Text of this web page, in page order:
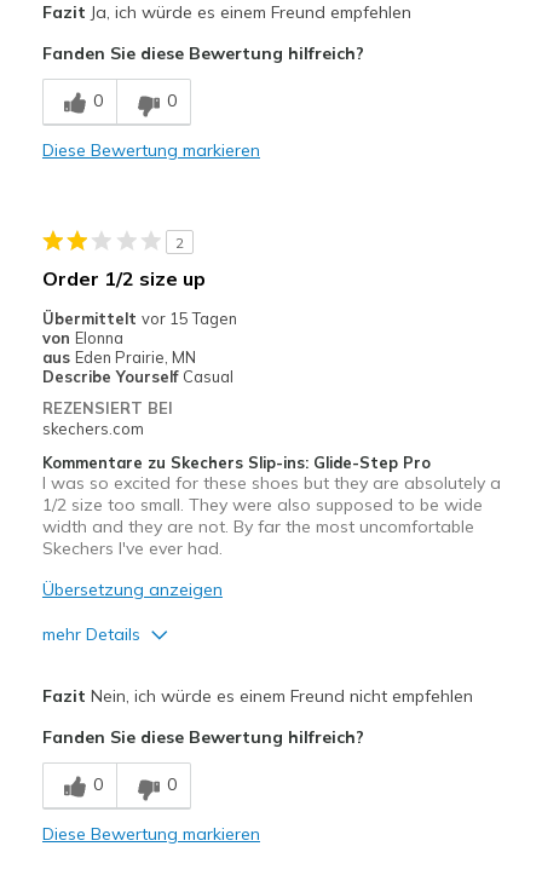
Breathe Well
Comfortable
Nachteile
Geeignete Verwendung
Going Out
Travel
Width
Feels too narrow
Fazit Ja, ich würde es einem Freund empfehlen
Fanden Sie diese Bewertung hilfreich?
0 0
Diese Bewertung markieren
2
Order 1/2 size up
Übermittelt vor 15 Tagen
von Elonna
aus Eden Prairie, MN
Describe Yourself Casual
REZENSIERT BEI
skechers.com
Kommentare zu Skechers Slip-ins: Glide-Step Pro
I was so excited for these shoes but they are absolutely a
1/2 size too small. They were also supposed to be wide
width and they are not. By far the most uncomfortable
Skechers I've ever had.
Übersetzung anzeigen
mehr Details
Durable
Stylish
Fazit Nein, ich würde es einem Freund nicht empfehlen
Fanden Sie diese Bewertung hilfreich?
0 0
Diese Bewertung markieren